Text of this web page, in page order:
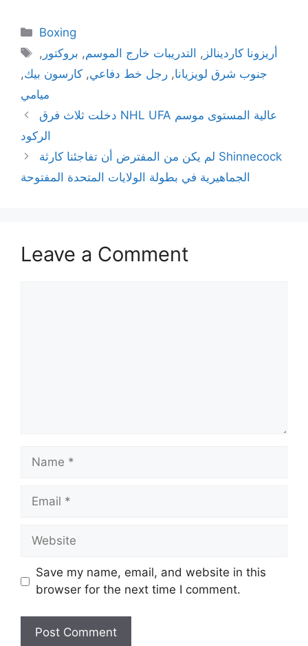
Categories
Boxing
Tags
أريزونا كاردينالز , التدريبات خارج الموسم, بروكتور ,
جنوب شرق لويزيانا, رجل خط دفاعي, كارسون بيك,
ميامي
دخلت ثلاث فرق NHL UFA عالية المستوى موسم
الركود
لم يكن من المفترض أن تفاجئنا كارثة Shinnecock
الجماهيرية في بطولة الولايات المتحدة المفتوحة
Leave a Comment
Name
Email
Website
Save my name, email, and website in this
browser for the next time I comment.